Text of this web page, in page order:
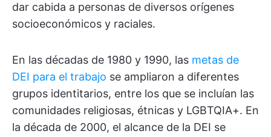
dar cabida a personas de diversos orígenes
socioeconómicos y raciales.
En las décadas de 1980 y 1990, las metas de
DEI para el trabajo se ampliaron a diferentes
grupos identitarios, entre los que se incluían las
comunidades religiosas, étnicas y LGBTQIA+. En
la década de 2000, el alcance de la DEI se